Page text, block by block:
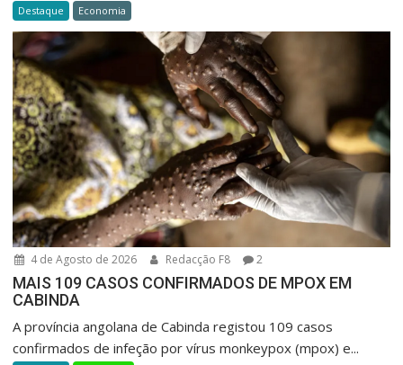
Destaque Economia
4 de Agosto de 2026 Redacção F8 2
MAIS 109 CASOS CONFIRMADOS DE MPOX EM
CABINDA
A província angolana de Cabinda registou 109 casos
confirmados de infeção por vírus monkeypox (mpox) e...